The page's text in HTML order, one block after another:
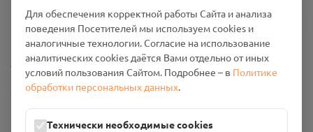
Политика конфиденциальности
Промо-материалы
Настройки cookies
Общество с ограниченной ответственностью «Смоленский
Проект Помним»
ИНН: 6700029207 ОГРН: 1256700001986
Для обеспечения корректной работы Сайта и анализа
поведения Посетителей мы используем cookies и
аналогичные технологии. Согласие на использование
аналитических cookies даётся Вами отдельно от иных
условий пользования Сайтом. Подробнее – в Политике
обработки персональных данных.
Технически необходимые cookies